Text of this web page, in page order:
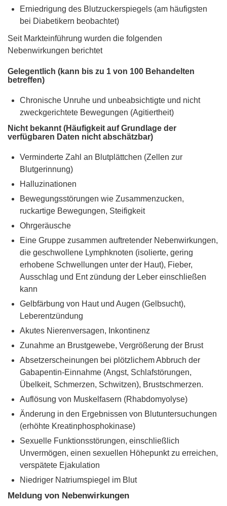
Erniedrigung des Blutzuckerspiegels (am häufigsten
bei Diabetikern beobachtet)
Seit Markteinführung wurden die folgenden
Nebenwirkungen berichtet
Gelegentlich (kann bis zu 1 von 100 Behandelten
betreffen)
Chronische Unruhe und unbeabsichtigte und nicht
zweckgerichtete Bewegungen (Agitiertheit)
Nicht bekannt (Häufigkeit auf Grundlage der
verfügbaren Daten nicht abschätzbar)
Verminderte Zahl an Blutplättchen (Zellen zur
Blutgerinnung)
Halluzinationen
Bewegungsstörungen wie Zusammenzucken,
ruckartige Bewegungen, Steifigkeit
Ohrgeräusche
Eine Gruppe zusammen auftretender Nebenwirkungen,
die geschwollene Lymphknoten (isolierte, gering
erhobene Schwellungen unter der Haut), Fieber,
Ausschlag und Ent zündung der Leber einschließen
kann
Gelbfärbung von Haut und Augen (Gelbsucht),
Leberentzündung
Akutes Nierenversagen, Inkontinenz
Zunahme an Brustgewebe, Vergrößerung der Brust
Absetzerscheinungen bei plötzlichem Abbruch der
Gabapentin-Einnahme (Angst, Schlafstörungen,
Übelkeit, Schmerzen, Schwitzen), Brustschmerzen.
Auflösung von Muskelfasern (Rhabdomyolyse)
Änderung in den Ergebnissen von Blutuntersuchungen
(erhöhte Kreatinphosphokinase)
Sexuelle Funktionsstörungen, einschließlich
Unvermögen, einen sexuellen Höhepunkt zu erreichen,
verspätete Ejakulation
Niedriger Natriumspiegel im Blut
Meldung von Nebenwirkungen